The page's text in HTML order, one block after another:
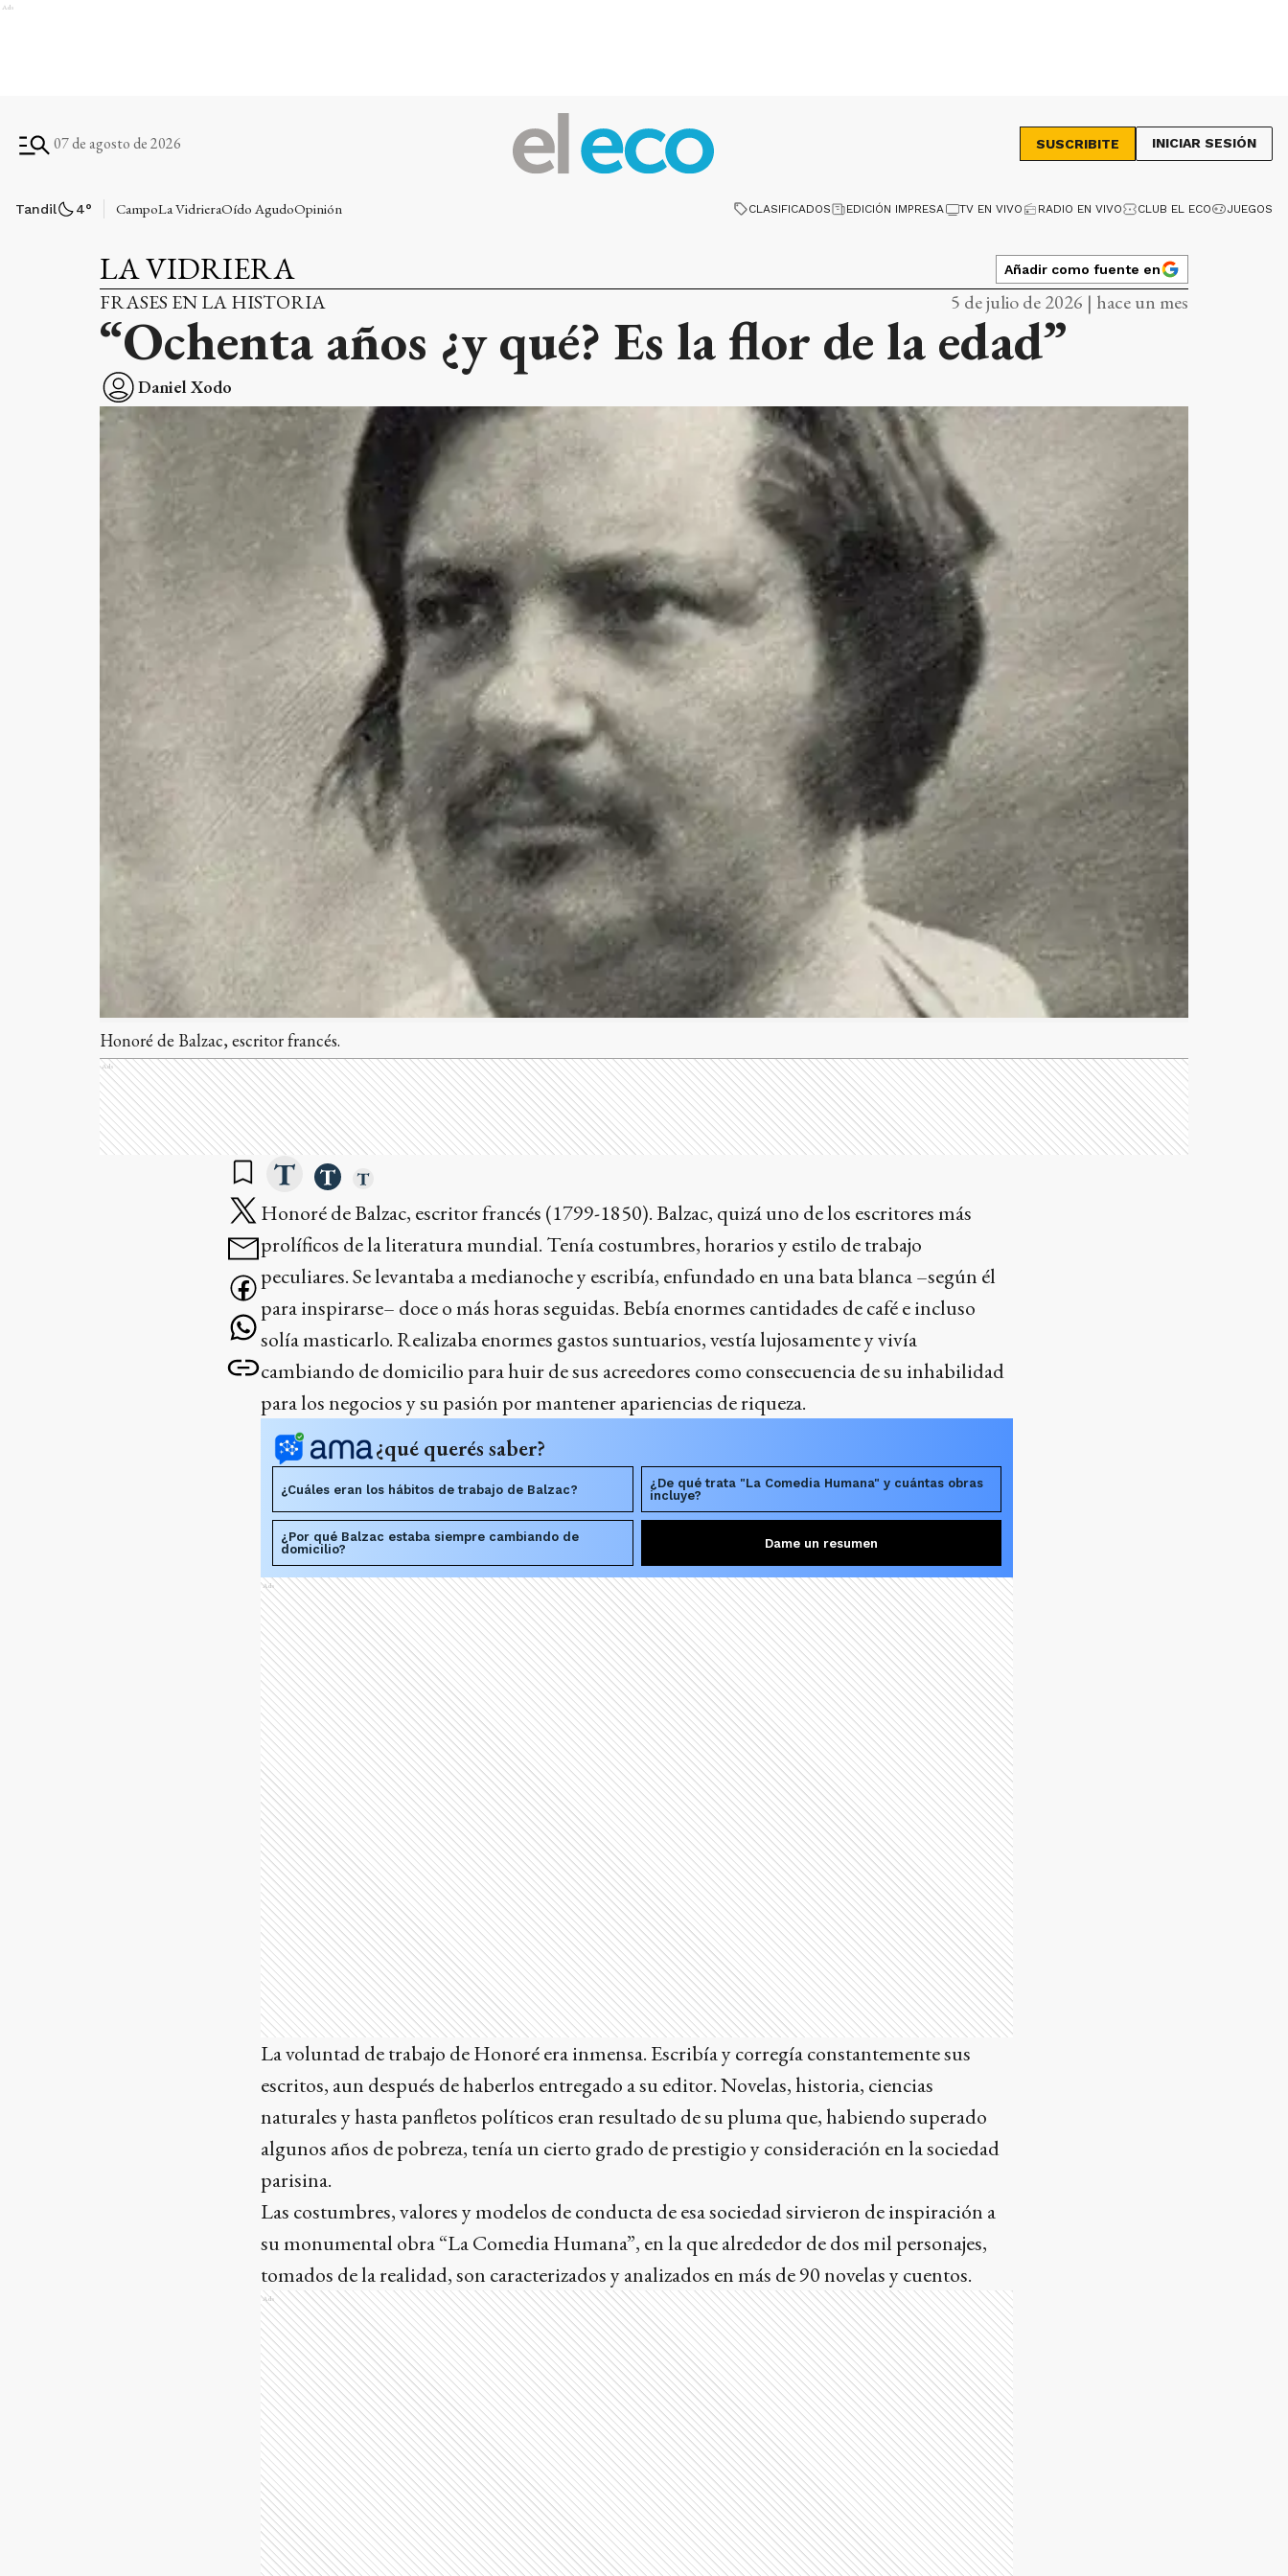
Ads
07 de agosto de 2026 SUSCRIBITE INICIAR SESIÓN
Tandil 4° CampoLa VidrieraOído AgudoOpinión CLASIFICADOS EDICIÓN IMPRESA TV EN VIVO RADIO EN VIVO CLUB EL ECO JUEGOS
LA VIDRIERA Añadir como fuente en
FRASES EN LA HISTORIA 5 de julio de 2026 | hace un mes
“Ochenta años ¿y qué? Es la flor de la edad”
Daniel Xodo
Honoré de Balzac, escritor francés.
Ads
Honoré de Balzac, escritor francés (1799-1850). Balzac, quizá uno de los escritores más
prolíficos de la literatura mundial. Tenía costumbres, horarios y estilo de trabajo
peculiares. Se levantaba a medianoche y escribía, enfundado en una bata blanca –según él
para inspirarse– doce o más horas seguidas. Bebía enormes cantidades de café e incluso
solía masticarlo. Realizaba enormes gastos suntuarios, vestía lujosamente y vivía
cambiando de domicilio para huir de sus acreedores como consecuencia de su inhabilidad
para los negocios y su pasión por mantener apariencias de riqueza.
¿qué querés saber?
¿Cuáles eran los hábitos de trabajo de Balzac?
¿De qué trata "La Comedia Humana" y cuántas obras
incluye?
¿Por qué Balzac estaba siempre cambiando de
domicilio?
Dame un resumen
Ads
La voluntad de trabajo de Honoré era inmensa. Escribía y corregía constantemente sus
escritos, aun después de haberlos entregado a su editor. Novelas, historia, ciencias
naturales y hasta panfletos políticos eran resultado de su pluma que, habiendo superado
algunos años de pobreza, tenía un cierto grado de prestigio y consideración en la sociedad
parisina.
Las costumbres, valores y modelos de conducta de esa sociedad sirvieron de inspiración a
su monumental obra “La Comedia Humana”, en la que alrededor de dos mil personajes,
tomados de la realidad, son caracterizados y analizados en más de 90 novelas y cuentos.
Ads